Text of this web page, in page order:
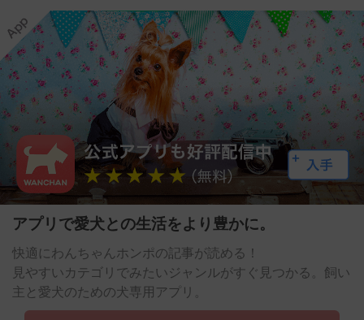
アプリで愛犬との生活をより豊かに。
快適にわんちゃんホンポの記事が読める！
見やすいカテゴリでみたいジャンルがすぐ見つかる。飼い
主と愛犬のための犬専用アプリ。